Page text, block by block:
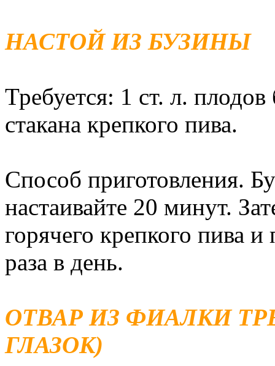
НАСТОЙ ИЗ БУЗИНЫ
Требуется: 1 ст. л.
стакана крепкого пива.
Способ приготовления.
настаивайте 20 минут.
горячего крепкого пива
раза в день.
ОТВАР ИЗ ФИАЛКИ
ГЛАЗОК)